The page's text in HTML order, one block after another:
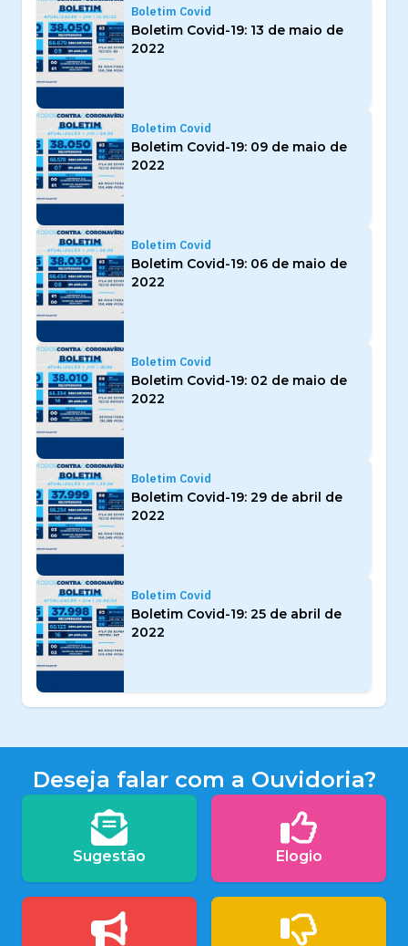
Boletim Covid
Boletim Covid-19: 13 de maio de
2022
Boletim Covid
Boletim Covid-19: 09 de maio de
2022
Boletim Covid
Boletim Covid-19: 06 de maio de
2022
Boletim Covid
Boletim Covid-19: 02 de maio de
2022
Boletim Covid
Boletim Covid-19: 29 de abril de
2022
Boletim Covid
Boletim Covid-19: 25 de abril de
2022
Deseja falar com a Ouvidoria?
Sugestão Elogio